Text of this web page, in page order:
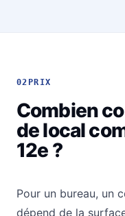
02 PRIX
Combien
de local
12e ?
Pour un bureau, un
dépend de la